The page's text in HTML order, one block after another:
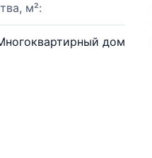
м²:
дом